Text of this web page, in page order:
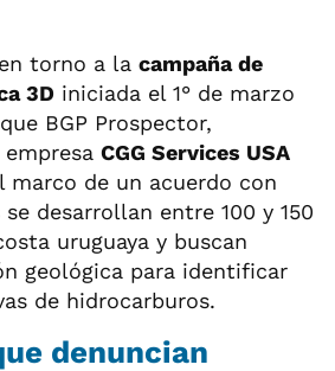
torno a la campaña de
3D iniciada el 1° de marzo
BGP Prospector,
CGG Services USA
marco de un acuerdo con
desarrollan entre 100 y 150
uruguaya y buscan
geológica para identificar
de hidrocarburos.
denuncian